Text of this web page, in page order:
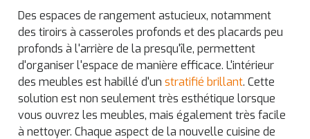
Des espaces de rangement astucieux, notamment
des tiroirs à casseroles profonds et des placards peu
profonds à l'arrière de la presqu'île, permettent
d'organiser l'espace de manière efficace. L'intérieur
des meubles est habillé d'unstratifié brillant. Cette
solution est non seulement très esthétique lorsque
vous ouvrez les meubles, mais également très facile
à nettoyer. Chaque aspect de la nouvelle cuisine de